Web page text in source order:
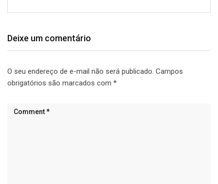
Deixe um comentário
O seu endereço de e-mail não será publicado. Campos
obrigatórios são marcados com *